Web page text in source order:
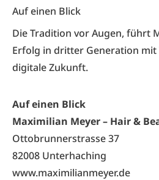
Auf einen Blick
Die Tradition vor Augen, führt
Erfolg in dritter Generation mit
digitale Zukunft.
Auf einen Blick
Maximilian Meyer – Hair &
Ottobrunnerstrasse 37
82008 Unterhaching
www.maximilianmeyer.de